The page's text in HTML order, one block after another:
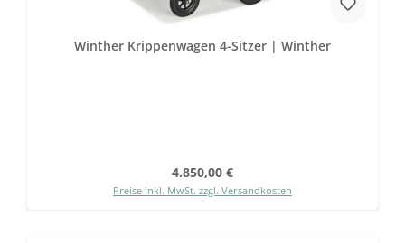
Winther Krippenwagen 4-Sitzer | Winther
Regulärer Preis:
4.850,00 €
Preise inkl. MwSt. zzgl. Versandkosten